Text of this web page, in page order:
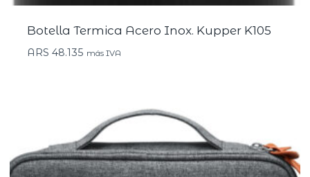
Botella Termica Acero Inox. Kupper K105
ARS 48.135 más IVA